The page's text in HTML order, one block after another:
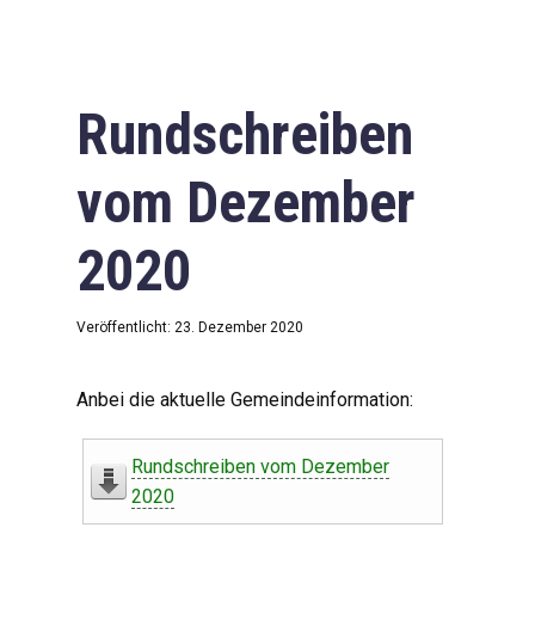
Rundschreiben
vom Dezember
2020
Veröffentlicht: 23. Dezember 2020
Anbei die aktuelle Gemeindeinformation:
Rundschreiben vom Dezember
2020